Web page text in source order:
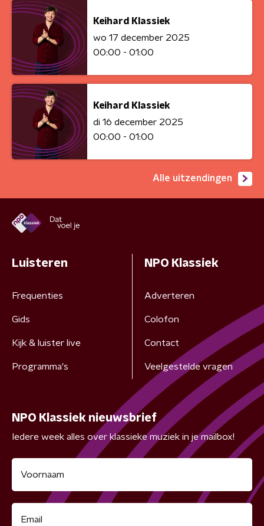
Keihard Klassiek
wo 17 december 2025
00:00 - 01:00
Keihard Klassiek
di 16 december 2025
00:00 - 01:00
Alle uitzendingen
Luisteren
Frequenties
Gids
Kijk & luister live
Programma's
NPO Klassiek
Adverteren
Colofon
Contact
Veelgestelde vragen
NPO Klassiek nieuwsbrief
Iedere week alles over klassieke muziek in je mailbox!